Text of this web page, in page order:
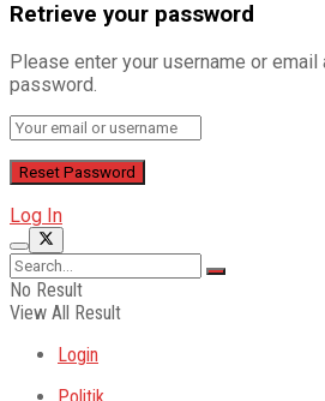
Retrieve your password
Please enter your username or
password.
Log In
No Result
View All Result
Login